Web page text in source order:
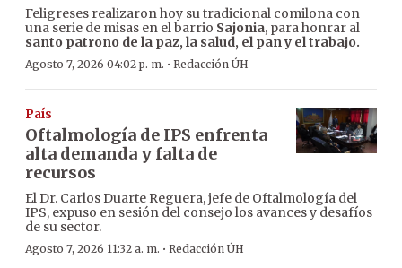
Feligreses realizaron hoy su tradicional comilona con
una serie de misas en el barrio Sajonia, para honrar al
santo patrono de la paz, la salud, el pan y el trabajo.
Agosto 7, 2026 04:02 p. m. · Redacción ÚH
País
Oftalmología de IPS enfrenta
alta demanda y falta de
recursos
El Dr. Carlos Duarte Reguera, jefe de Oftalmología del
IPS, expuso en sesión del consejo los avances y desafíos
de su sector.
Agosto 7, 2026 11:32 a. m. · Redacción ÚH